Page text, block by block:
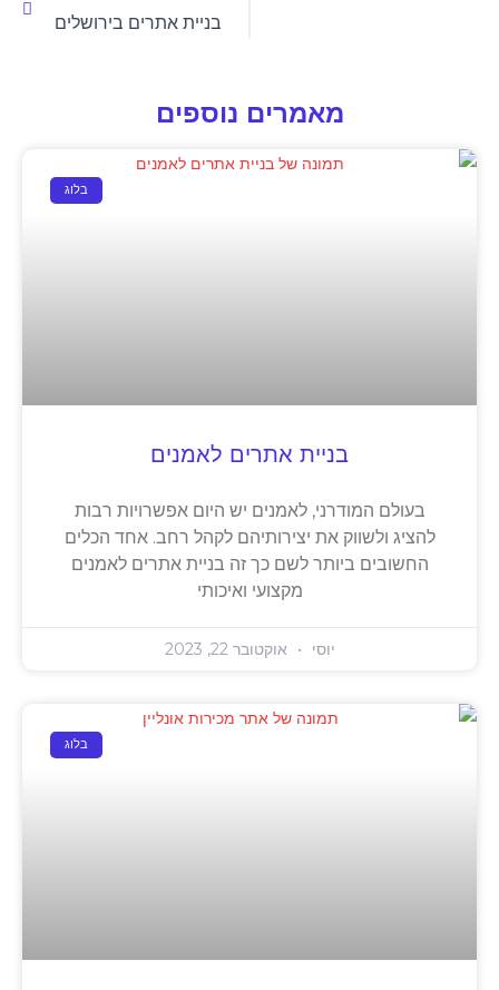
בניית אתרים בירושלים
מאמרים נוספים
בלוג
בניית אתרים לאמנים
בעולם המודרני, לאמנים יש היום אפשרויות רבות
להציג ולשווק את יצירותיהם לקהל רחב. אחד הכלים
החשובים ביותר לשם כך זה בניית אתרים לאמנים
מקצועי ואיכותי
יוסי אוקטובר 22, 2023
בלוג